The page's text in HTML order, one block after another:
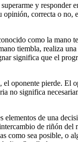
y responder
correcta o no,
como la mano
tiembla, realiza
significa que el
oponente pierde. El
no significa
de una
de riñón del
como sea posible, o